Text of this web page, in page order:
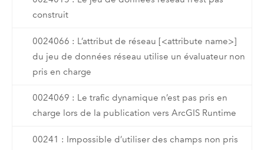
construit
0024066 : L’attribut de réseau [<attribute name>]
du jeu de données réseau utilise un évaluateur non
pris en charge
0024069 : Le trafic dynamique n’est pas pris en
charge lors de la publication vers ArcGIS Runtime
00241 : Impossible d’utiliser des champs non pris